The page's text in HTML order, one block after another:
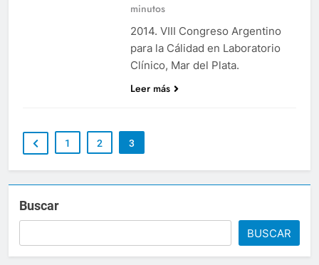
minutos
2014. VIII Congreso Argentino
para la Cálidad en Laboratorio
Clínico, Mar del Plata.
Leer más
1 2 3
Buscar
BUSCAR